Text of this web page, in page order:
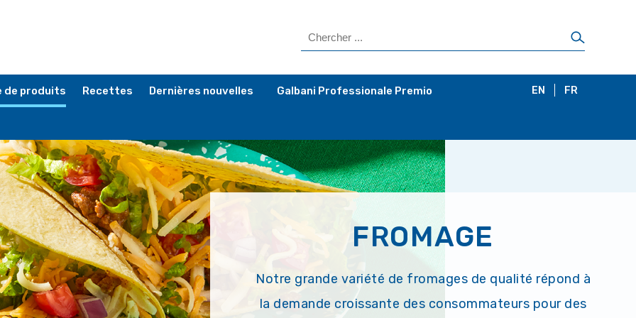
de produits Recettes Dernières nouvelles Galbani Professionale Premio EN FR
FROMAGE
Notre grande variété de fromages de qualité répond à
la demande croissante des consommateurs pour des